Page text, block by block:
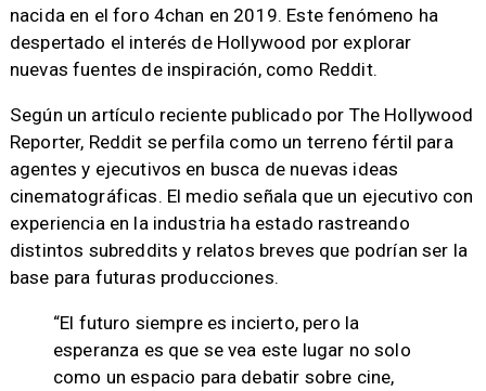
nacida en el foro 4chan en 2019. Este fenómeno ha
despertado el interés de Hollywood por explorar
nuevas fuentes de inspiración, como Reddit.
Según un artículo reciente publicado por The Hollywood
Reporter, Reddit se perfila como un terreno fértil para
agentes y ejecutivos en busca de nuevas ideas
cinematográficas. El medio señala que un ejecutivo con
experiencia en la industria ha estado rastreando
distintos subreddits y relatos breves que podrían ser la
base para futuras producciones.
“El futuro siempre es incierto, pero la
esperanza es que se vea este lugar no solo
como un espacio para debatir sobre cine,